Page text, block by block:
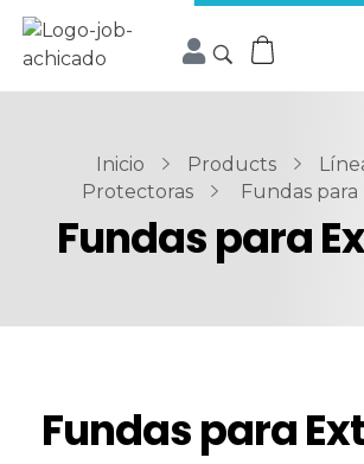
Inicio Products
Protectoras
Fundas
Fundas para
Fundas para